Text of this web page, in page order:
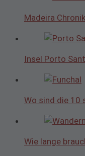
Madeira Chronik
Insel Porto
Wo sind die 10
Wie lange